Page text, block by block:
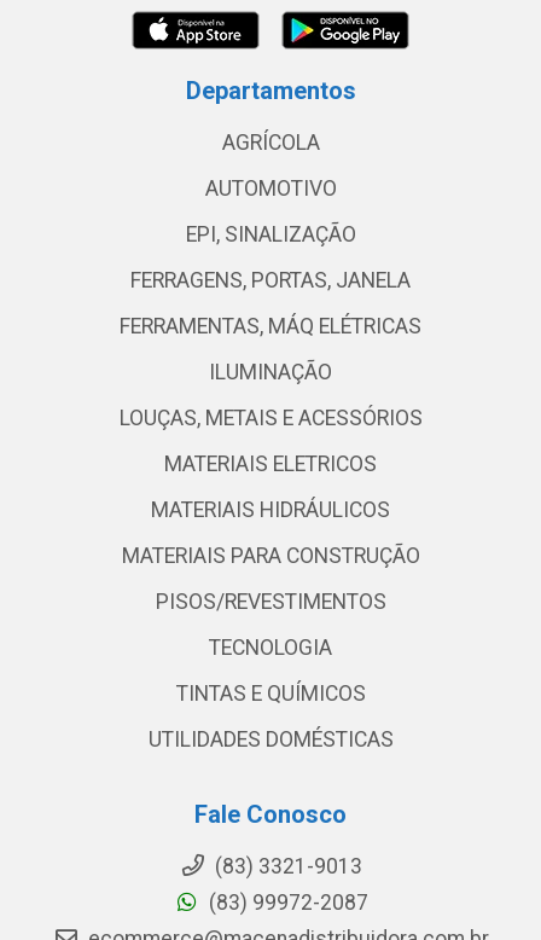
Departamentos
AGRÍCOLA
AUTOMOTIVO
EPI, SINALIZAÇÃO
FERRAGENS, PORTAS, JANELA
FERRAMENTAS, MÁQ ELÉTRICAS
ILUMINAÇÃO
LOUÇAS, METAIS E ACESSÓRIOS
MATERIAIS ELETRICOS
MATERIAIS HIDRÁULICOS
MATERIAIS PARA CONSTRUÇÃO
PISOS/REVESTIMENTOS
TECNOLOGIA
TINTAS E QUÍMICOS
UTILIDADES DOMÉSTICAS
Fale Conosco
(83) 3321-9013
(83) 99972-2087